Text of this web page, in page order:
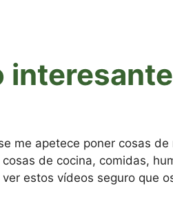
me apetece poner cosas de
de cocina, comidas,
estos vídeos seguro que